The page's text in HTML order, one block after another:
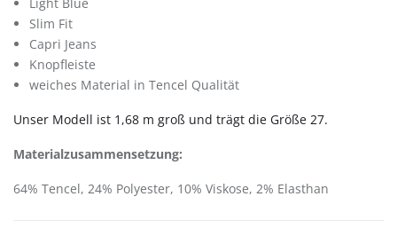
Slim Fit
Capri Jeans
Knopfleiste
weiches Material in Tencel Qualität
Unser Modell ist 1,68 m groß und trägt die Größe 27.
Materialzusammensetzung:
64% Tencel, 24% Polyester, 10% Viskose, 2% Elasthan